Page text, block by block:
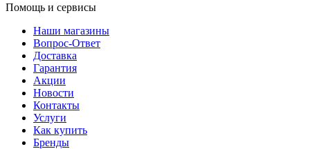
Помощь и сервисы
Наши магазины
Вопрос-Ответ
Доставка
Гарантия
Акции
Новости
Контакты
Услуги
Как купить
Бренды